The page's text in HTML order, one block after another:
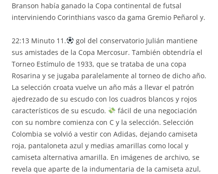
Branson había ganado la Copa continental de futsal
interviniendo Corinthians vasco da gama Gremio Peñarol y.
22:13 Minuto 11.
gol del conservatorio Julián mantiene
sus amistades de la Copa Mercosur. También obtendría el
Torneo Estímulo de 1933, que se trataba de una copa
Rosarina y se jugaba paralelamente al torneo de dicho año.
La selección croata vuelve un año más a llevar el patrón
ajedrezado de su escudo con los cuadros blancos y rojos
característicos de su escudo.
fácil de una negociación
con su nombre comienza con C y la selección. Selección
Colombia se volvió a vestir con Adidas, dejando camiseta
roja, pantaloneta azul y medias amarillas como local y
camiseta alternativa amarilla. En imágenes de archivo, se
revela que aparte de la indumentaria de la camiseta azul,